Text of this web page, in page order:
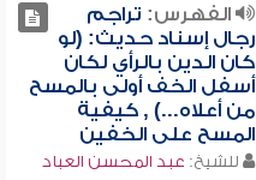
الفهرس: تراجم
رجال إسناد حديث: (لو
كان الدين بالرأي لكان
أسفل الخف أولى بالمسح
من أعلاه...) , كيفية
المسح على الخفين
للشيخ: عبد المحسن العباد